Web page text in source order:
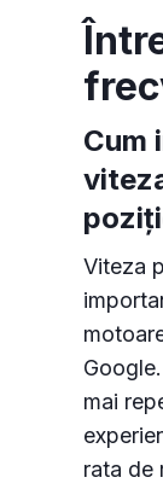
Cum
Viteza
mai
rata de